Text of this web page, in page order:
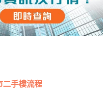
二手樓流程